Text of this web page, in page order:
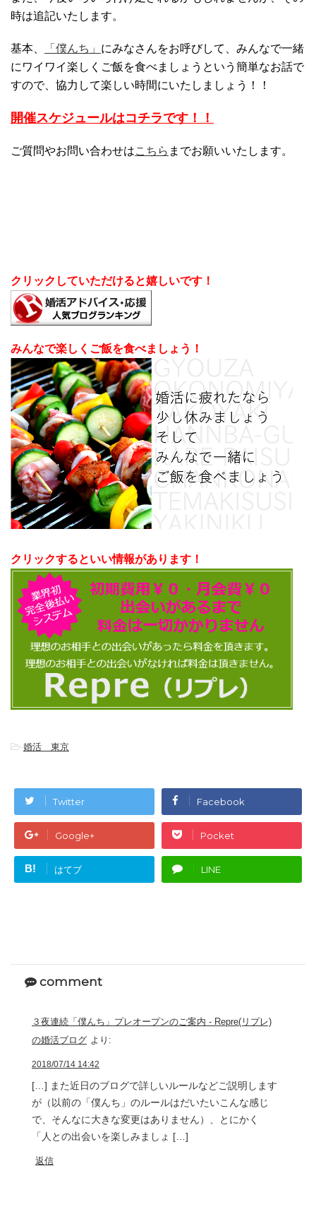
時は追記いたします。
基本、 「僕んち」 にみなさんをお呼びして、みんなで一緒
にワイワイ楽しくご飯を食べましょうという簡単なお話で
すので、協力して楽しい時間にいたしましょう！！
開催スケジュールはコチラです！！
ご質問やお問い合わせはこちら までお願いいたします。
クリックしていただけると嬉しいです！
みんなで楽しくご飯を食べましょう！
クリックするといい情報があります！
-婚活 東京
Twitter Facebook
Google+ Pocket
B! はてブ LINE
comment
３夜連続「僕んち」プレオープンのご案内 - Repre(リプレ)
の婚活ブログ より:
2018/07/14 14:42
[…] また近日のブログで詳しいルールなどご説明します
が（以前の「僕んち」のルールはだいたいこんな感じ
で、そんなに大きな変更はありません）、とにかく
「人との出会いを楽しみましょ […]
返信